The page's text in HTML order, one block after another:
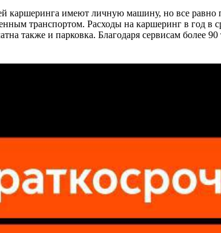
каршеринга имеют личную машину, но все равно
транспортом. Расходы на каршеринг в год в
также и парковка. Благодаря сервисам более